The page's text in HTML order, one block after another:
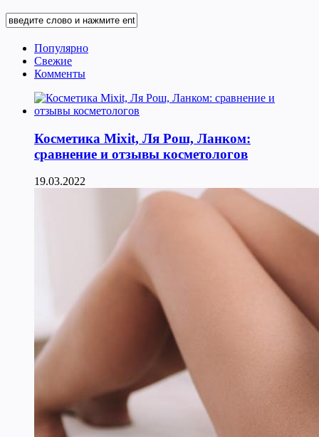
Популярно
Свежие
Комменты
Косметика Мixit, Ля Рош, Ланком:
сравнение и отзывы косметологов
19.03.2022